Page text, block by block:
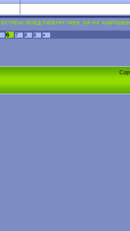
ВСТРЕЧА ПЕРЕД THERAPY OPEN_AIR НА
6 7 8 9 »